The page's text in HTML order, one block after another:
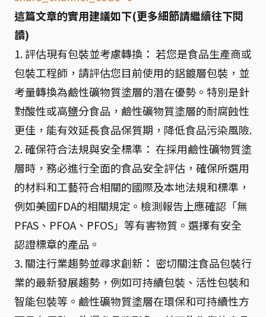
這篇文章的實用建議如下(更多細節請繼續往下閱
讀)
1. 評估現有包裝並考慮轉換： 若您是食品生產商或
包裝工程師，請評估您目前使用的鋁鍍層包裝，並
考量轉換為鹼性礦物質塗層的潛在優勢。特別是針
對酸性或高鹽分食品，鹼性礦物質塗層的耐腐蝕性
更佳，能有效延長食品保質期，降低食品污染風險.
2. 確保符合法規與安全標準： 在採用鹼性礦物質塗
層時，務必進行全面的食品安全評估，確保所選用
的材料和工藝符合相關的國際及本地法規和標準，
例如美國FDA的相關規定。檢測報告上應確認「無
PFAS、PFOA、PFOS」等有害物質。選擇有安全
認證標章的產品。
3. 關注行業趨勢並尋求創新： 密切關注食品包裝行
業的最新發展趨勢，例如可持續包裝、活性包裝和
智能包裝等。鹼性礦物質塗層在環保和可持續性方